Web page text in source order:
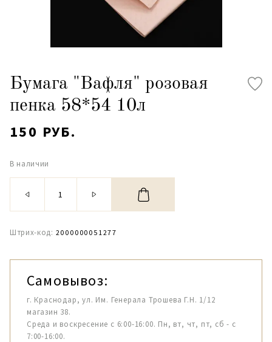
Бумага "Вафля" розовая
пенка 58*54 10л
150 РУБ.
В наличии
Штрих-код: 2000000051277
Самовывоз:
г. Краснодар, ул. Им. Генерала Трошева Г.Н. 1/12
магазин 38.
Среда и воскресение с 6:00-16:00. Пн, вт, чт, пт, сб - с
7:00-16:00.